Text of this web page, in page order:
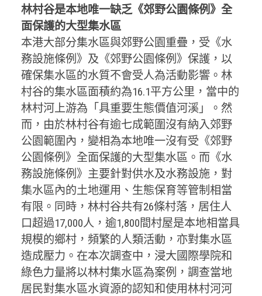
林村谷是本地唯一缺乏《郊野公園條例》全
面保護的大型集水區
本港大部分集水區與郊野公園重疊，受《水
務設施條例》及《郊野公園條例》保護，以
確保集水區的水質不會受人為活動影響。林
村谷的集水區面積約為16.1平方公里，當中的
林村河上游為「具重要生態價值河溪」。然
而，由於林村谷有逾七成範圍沒有納入郊野
公園範圍內，變相為本地唯一沒有受《郊野
公園條例》全面保護的大型集水區。而《水
務設施條例》主要針對供水及水務設施，對
集水區內的土地運用、生態保育等管制相當
有限。同時，林村谷共有26條村落，居住人
口超過17,000人，逾1,800間村屋是本地相當具
規模的鄉村，頻繁的人類活動，亦對集水區
造成壓力。在本次調查中，浸大國際學院和
綠色力量將以林村集水區為案例，調查當地
居民對集水區水資源的認知和使用林村河河